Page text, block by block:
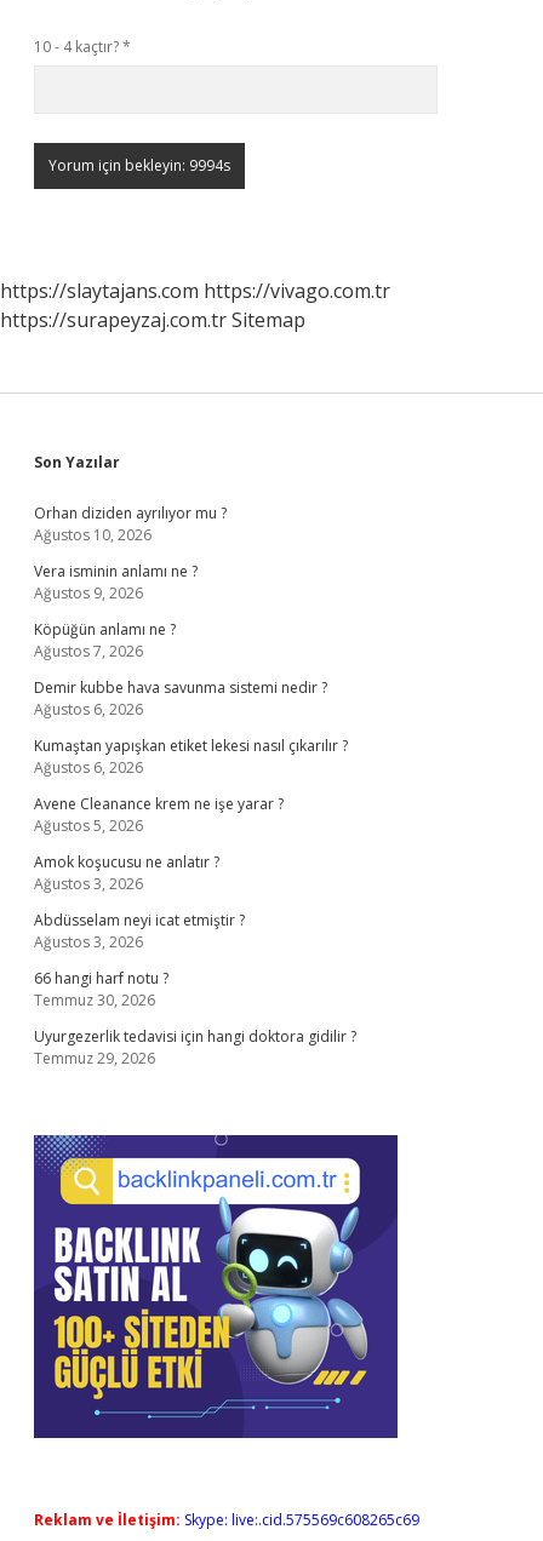
10 - 4 kaçtır?*
https://slaytajans.com https://vivago.com.tr
https://surapeyzaj.com.trSitemap
Sidebar
Son Yazılar
Orhan diziden ayrılıyor mu ?
Ağustos 10, 2026
Vera isminin anlamı ne ?
Ağustos 9, 2026
Köpüğün anlamı ne ?
Ağustos 7, 2026
Demir kubbe hava savunma sistemi nedir ?
Ağustos 6, 2026
Kumaştan yapışkan etiket lekesi nasıl çıkarılır ?
Ağustos 6, 2026
Avene Cleanance krem ne işe yarar ?
Ağustos 5, 2026
Amok koşucusu ne anlatır ?
Ağustos 3, 2026
Abdüsselam neyi icat etmiştir ?
Ağustos 3, 2026
66 hangi harf notu ?
Temmuz 30, 2026
Uyurgezerlik tedavisi için hangi doktora gidilir ?
Temmuz 29, 2026
Reklam ve İletişim: Skype: live:.cid.575569c608265c69